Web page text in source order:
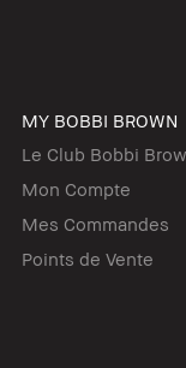
MY BOBBI BROWN
Le Club Bobbi
Mon Compte
Mes Commandes
Points de Vente